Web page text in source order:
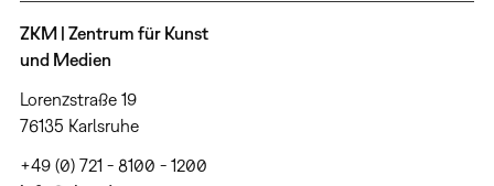
ZKM | Zentrum für Kunst
und Medien
Lorenzstraße 19
76135 Karlsruhe
+49 (0) 721 - 8100 - 1200